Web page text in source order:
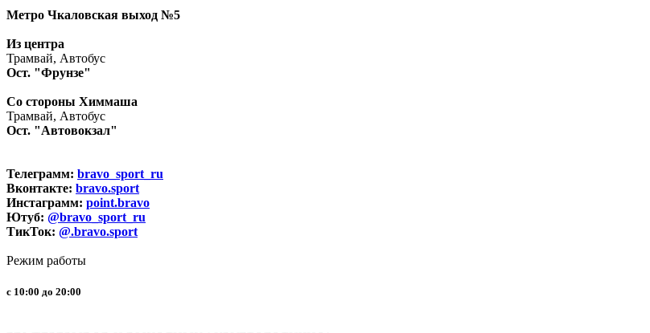
Метро Чкаловская выход №5
Из центра
Трамвай, Автобус
Ост. "Фрунзе"
Со стороны Химмаша
Трамвай, Автобус
Ост. "Автовокзал"
Телеграмм: bravo_sport_ru
Вконтакте: bravo.sport
Инстаграмм: point.bravo
Ютуб: @bravo_sport_ru
ТикТок: @.bravo.sport
Режим работы
с 10:00 до 20:00